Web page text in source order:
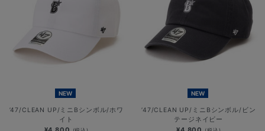
NEW
’47/CLEAN UP/ミニBシンボル/ホワ
イト
NEW
’47/CLEAN UP/ミニBシンボル/ビン
テージネイビー